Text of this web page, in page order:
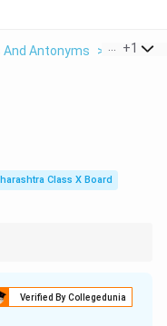
And Antonyms > Khalil
+1
Class X Board
Verified By Collegedunia